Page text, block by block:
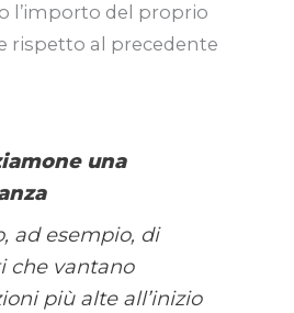
l’importo del proprio
rispetto al precedente
una
ad esempio, di
che vantano
più alte all’inizio